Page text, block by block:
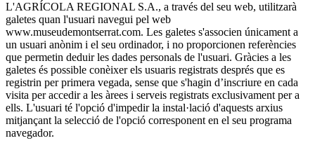
L'AGRÍCOLA REGIONAL S.A., a través del seu web, utilitzarà
galetes quan l'usuari navegui pel web
www.museudemontserrat.com. Les galetes s'associen únicament a
un usuari anònim i el seu ordinador, i no proporcionen referències
que permetin deduir les dades personals de l'usuari. Gràcies a les
galetes és possible conèixer els usuaris registrats després que es
registrin per primera vegada, sense que s'hagin d’inscriure en cada
visita per accedir a les àrees i serveis registrats exclusivament per a
ells. L'usuari té l'opció d'impedir la instal·lació d'aquests arxius
mitjançant la selecció de l'opció corresponent en el seu programa
navegador.